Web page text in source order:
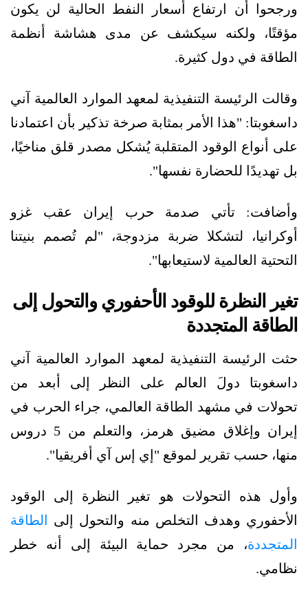
ورجحوا أن ارتفاع أسعار النفط الحالية لن يكون
مؤقتًا، ولكنه سيكشف عن مدى هشاشة أنظمة
الطاقة في دول كثيرة.
وقالت الرئيسة التنفيذية لمعهد الموارد العالمية آني
داسغوبتا: "هذا الأمر بمثابة صرخة تذكير بأن اعتمادنا
على أنواع الوقود المتقلبة يُشكل مصدر قلق مناخيًا،
بل تهديدًا للحضارة نفسها".
وأضافت: تأتي صدمة حرب إيران عقب غزو
أوكرانيا، لتشكلا ضربة مزدوجة، "لم تُصمم بنيتنا
التحتية العالمية لاستيعابها".
تغير النظرة للوقود الأحفوري والتحول إلى
الطاقة المتجددة
حثت الرئيسة التنفيذية لمعهد الموارد العالمية آني
داسغوبتا دولَ العالم على النظر إلى أبعد من
تحولات في مشهد الطاقة العالمي، جراء الحرب في
إيران وإغلاق مضيق هرمز، والتعلم من 5 دروس
منها، حسب تقرير لموقع "إي إس آي أفريقيا".
وأول هذه التحولات هو تغير النظرة إلى الوقود
الأحفوري وهدف التخلص منه والتحول إلى
الطاقة
المتجددة، من مجرد حماية البيئة إلى أنه خطر
نظامي.